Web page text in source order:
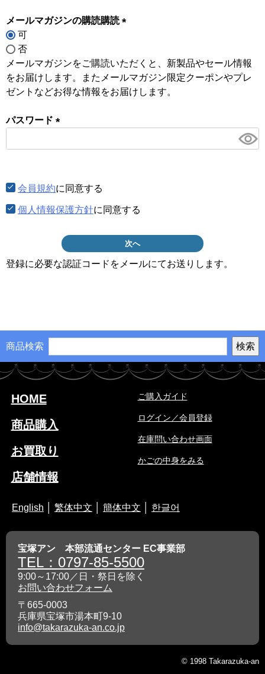
メールマガジンの購読購読
可
否
メールマガジンをご購読いただくと、新製品やセール情報
をお届けします。またメールマガジン限定クーポンやプレ
ゼントなどお得な情報をお届けします。
パスワード
須)
会員規約に同意する
個人情報保護方針に同意する
次へ
登録に必要な認証コードをメールにてお送りします。
商品検索
HOME
商品購入
お買取り
店舗情報
ご購入ガイド
ログイン／会員登録
在庫問い合わせ画面
かごの中身をみる
English 繁体中文 簡体中文 한글어
宝塚アン 本部流通センター EC事業部
TEL：0797-85-5500
9:00～17:00／日・祭日を除く
お問い合わせフォーム
〒665-0003
兵庫県宝塚市湯本町9-10
info@takarazuka-an.co.jp
© 1998 Takarazuka-an